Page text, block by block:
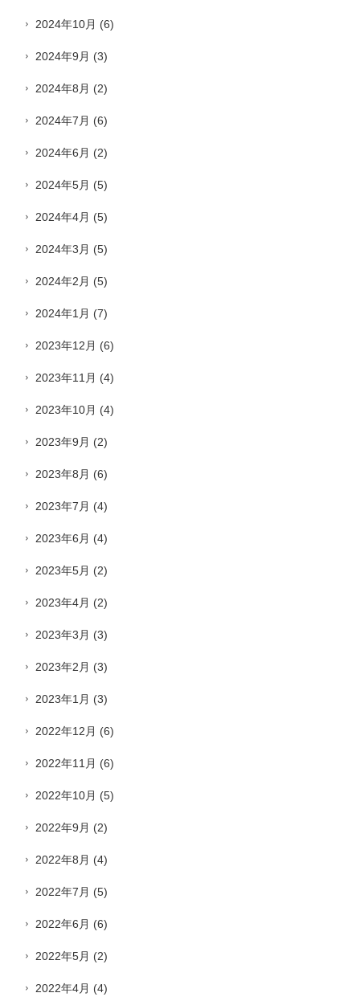
2024年10月 (6)
2024年9月 (3)
2024年8月 (2)
2024年7月 (6)
2024年6月 (2)
2024年5月 (5)
2024年4月 (5)
2024年3月 (5)
2024年2月 (5)
2024年1月 (7)
2023年12月 (6)
2023年11月 (4)
2023年10月 (4)
2023年9月 (2)
2023年8月 (6)
2023年7月 (4)
2023年6月 (4)
2023年5月 (2)
2023年4月 (2)
2023年3月 (3)
2023年2月 (3)
2023年1月 (3)
2022年12月 (6)
2022年11月 (6)
2022年10月 (5)
2022年9月 (2)
2022年8月 (4)
2022年7月 (5)
2022年6月 (6)
2022年5月 (2)
2022年4月 (4)